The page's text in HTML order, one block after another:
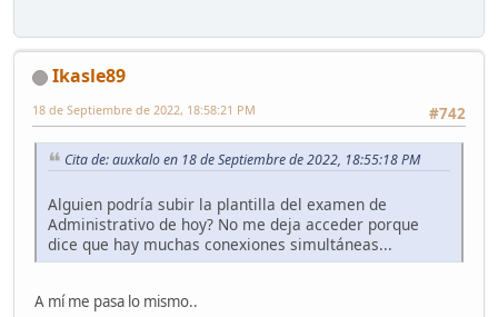
Ikasle89
#742
18 de Septiembre de 2022, 18:58:21 PM
Cita de: auxkalo en 18 de Septiembre de 2022, 18:55:18 PM
Alguien podría subir la plantilla del examen de
Administrativo de hoy? No me deja acceder porque
dice que hay muchas conexiones simultáneas...
A mí me pasa lo mismo..